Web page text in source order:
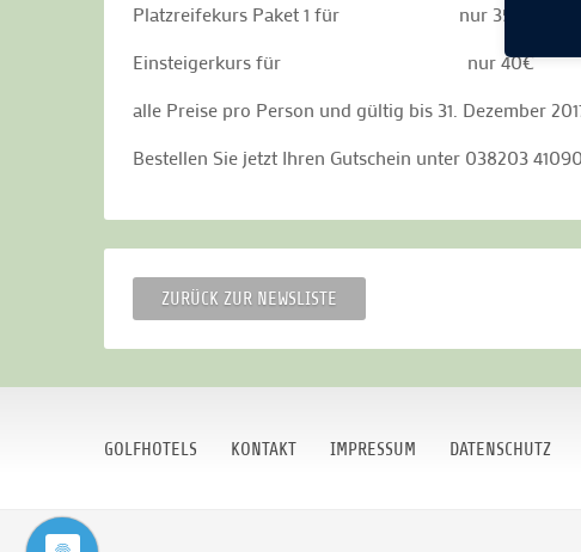
Platzreifekurs Paket 1 für nur
Einsteigerkurs für nur 40€
alle Preise pro Person und gültig bis 31. Dezember
Bestellen Sie jetzt Ihren Gutschein unter 038203
ZURÜCK ZUR NEWSLISTE
GOLFHOTELS KONTAKT IMPRESSUM DATENSCHUTZ